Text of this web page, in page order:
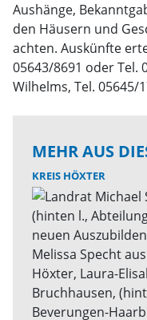
Aushänge,
den Häusern und
achten. Auskünfte
05643/8691 oder Tel.
Wilhelms, Tel. 05645/
MEHR AUS
KREIS HÖXTER